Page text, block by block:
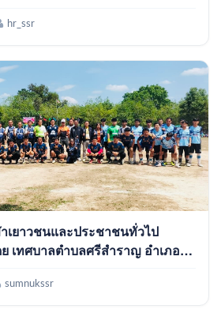
hr_ssr
เยาวชนและประชาชนทั่วไป
sumnukssr